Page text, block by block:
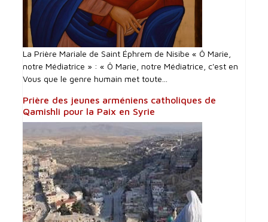
La Prière Mariale de Saint Éphrem de Nisibe « Ô Marie,
notre Médiatrice » : « Ô Marie, notre Médiatrice, c'est en
Vous que le genre humain met toute...
Prière des jeunes arméniens catholiques de
Qamishli pour la Paix en Syrie